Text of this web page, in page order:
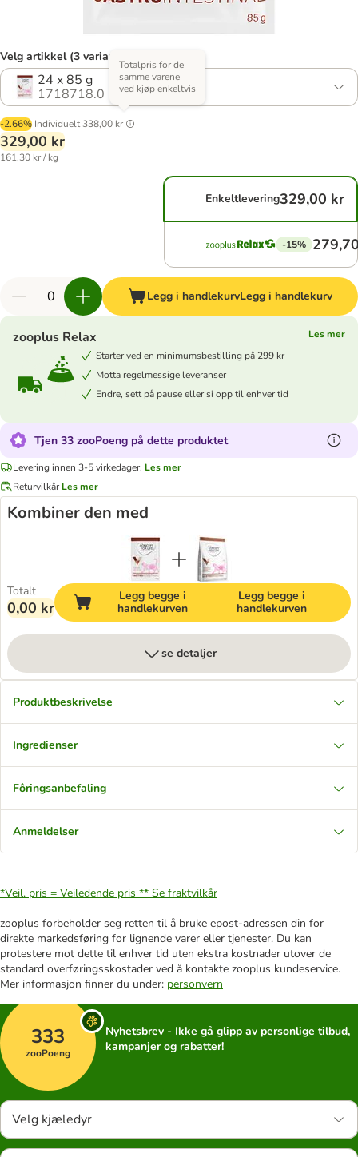
Velg artikkel (3 varianter)
24 x 85 g
1718718.0
-2.66% Individuelt 338,00 kr
Totalpris for de
samme varene
ved kjøp enkeltvis
329,00 kr
161,30 kr / kg
Enkeltlevering329,00 kr
-15%
Legg i handlekurvLegg i handlekurv
zooplus Relax
Les mer
Starter ved en minimumsbestilling på 299 kr
Motta regelmessige leveranser
Endre, sett på pause eller si opp til enhver tid
Tjen 33 zooPoeng på dette produktet
Levering innen 3-5 virkedager. Les mer
Returvilkår Les mer
Kombiner den med
Totalt
0,00 kr
Legg begge i
handlekurven
Legg begge i
handlekurven
se detaljer
Produktbeskrivelse
Ingredienser
Fôringsanbefaling
Anmeldelser
*Veil. pris = Veiledende pris ** Se fraktvilkår
zooplus forbeholder seg retten til å bruke epost-adressen din for
direkte markedsføring for lignende varer eller tjenester. Du kan
protestere mot dette til enhver tid uten ekstra kostnader utover de
standard overføringsskostader ved å kontakte zooplus kundeservice.
Mer informasjon finner du under: personvern
333
zooPoeng
Nyhetsbrev - Ikke gå glipp av personlige tilbud,
kampanjer og rabatter!
Velg kjæledyr